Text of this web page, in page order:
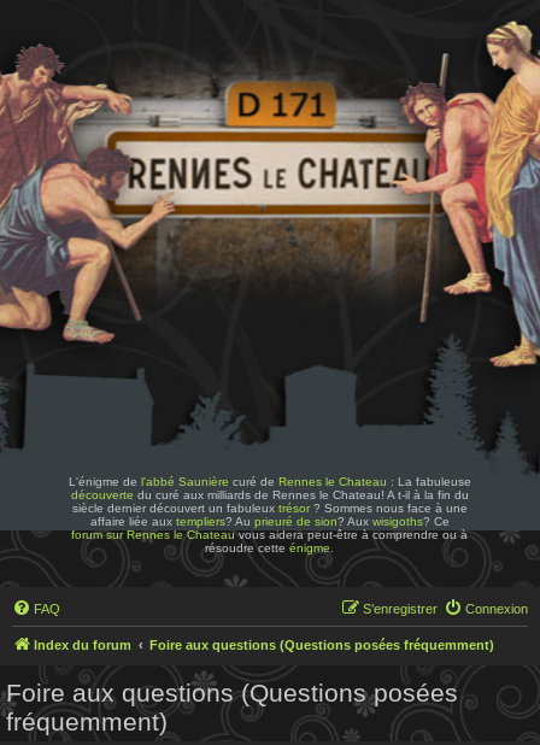
L'énigme de l'abbé Saunière curé de Rennes le Chateau : La fabuleuse
découverte du curé aux milliards de Rennes le Chateau! A t-il à la fin du
siècle dernier découvert un fabuleux trésor? Sommes nous face à une
affaire liée aux templiers? Au prieuré de sion? Aux wisigoths? Ce
forum sur Rennes le Chateauvous aidera peut-être à comprendre ou à
résoudre cetteénigme
FAQ Connexion
S’enregistrer
Index du forum Foire aux questions (Questions posées fréquemment)
Foire aux questions (Questions posées
fréquemment)